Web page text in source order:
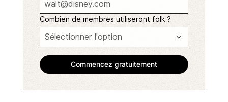
Combien de membres utiliseront folk ?